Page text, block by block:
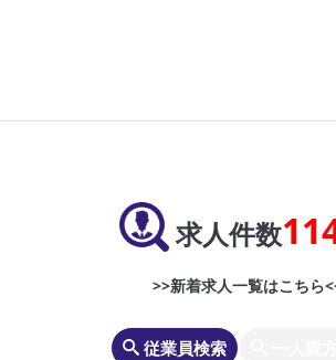
求人件数
>>新着求人一覧はこちら
従業員検索